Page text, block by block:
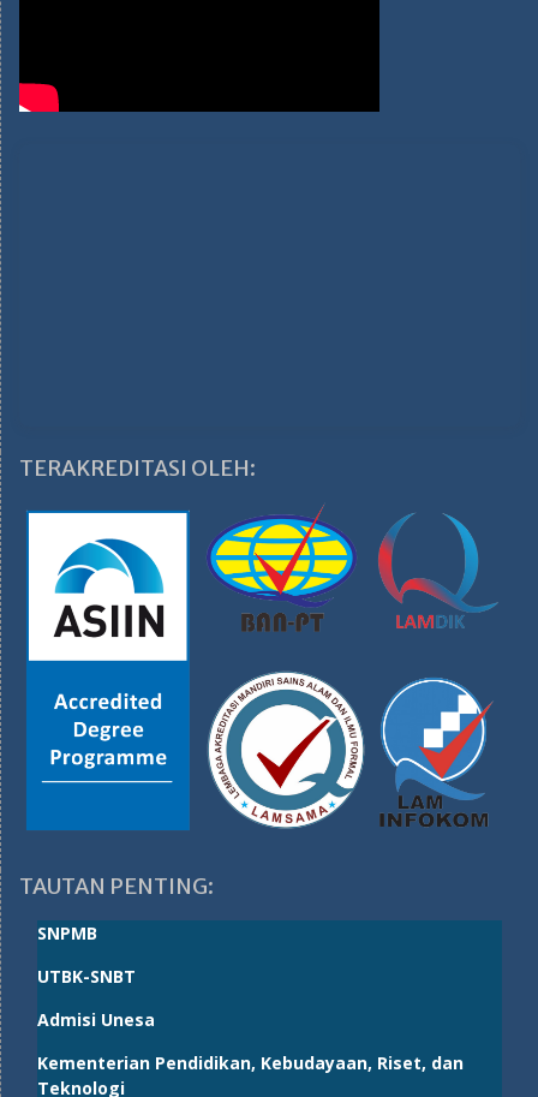
TERAKREDITASI OLEH:
TAUTAN PENTING:
SNPMB
UTBK-SNBT
Admisi Unesa
Kementerian Pendidikan, Kebudayaan, Riset, dan
Teknologi